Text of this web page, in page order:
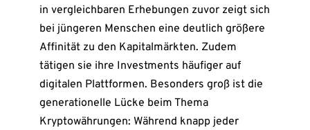
in vergleichbaren Erhebungen zuvor zeigt sich
bei jüngeren Menschen eine deutlich größere
Affinität zu den Kapitalmärkten. Zudem
tätigen sie ihre Investments häufiger auf
digitalen Plattformen. Besonders groß ist die
generationelle Lücke beim Thema
Kryptowährungen: Während knapp jeder